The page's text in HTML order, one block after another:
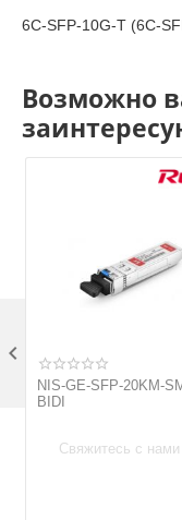
6C-SFP-10G-T (6C-
Возможно
NIS-GE-SFP-20KM-
BIDI
Свяжитесь с нами
